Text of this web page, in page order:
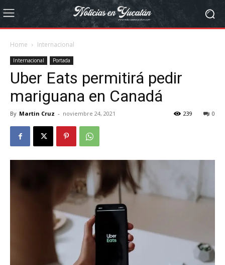
Home Internacional
Internacional Portada
Uber Eats permitirá pedir
mariguana en Canadá
By Martin Cruz - noviembre 24, 2021 0
239